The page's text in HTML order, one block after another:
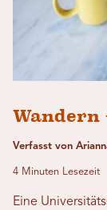
Wandern
Verfasst von
4 Minuten Lesezeit
Eine